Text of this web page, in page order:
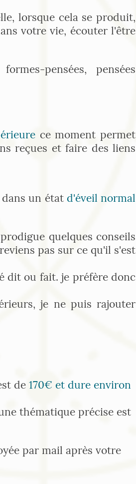
lorsque cela se produit,
votre vie, écouter l'être
pensées, pensées
ce moment permet
reçues et faire des liens
un état d'éveil normal
quelques conseils
pas sur ce qu'il s'est
dit ou fait. je préfère donc
je ne puis rajouter
de 170€ et dure environ
thématique précise est
par mail après votre